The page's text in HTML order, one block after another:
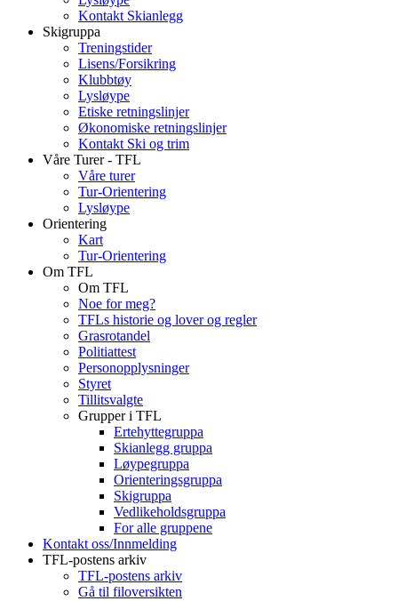
Kontakt Skianlegg
Skigruppa
Treningstider
Lisens/Forsikring
Klubbtøy
Lysløype
Etiske retningslinjer
Økonomiske retningslinjer
Kontakt Ski og trim
Våre Turer - TFL
Våre turer
Tur-Orientering
Lysløype
Orientering
Kart
Tur-Orientering
Om TFL
Om TFL
Noe for meg?
TFLs historie og lover og regler
Grasrotandel
Politiattest
Personopplysninger
Styret
Tillitsvalgte
Grupper i TFL
Ertehyttegruppa
Skianlegg gruppa
Løypegruppa
Orienteringsgruppa
Skigruppa
Vedlikeholdsgruppa
For alle gruppene
Kontakt oss/Innmelding
TFL-postens arkiv
TFL-postens arkiv
Gå til filoversikten